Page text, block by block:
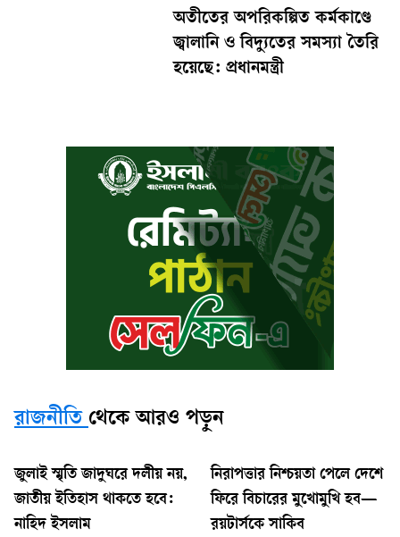
অতীতের অপরিকল্পিত কর্মকাণ্ডে
জ্বালানি ও বিদ্যুতের সমস্যা তৈরি
হয়েছে: প্রধানমন্ত্রী
রাজনীতি থেকে আরও পড়ুন
জুলাই স্মৃতি জাদুঘরে দলীয় নয়,
জাতীয় ইতিহাস থাকতে হবে:
নাহিদ ইসলাম
নিরাপত্তার নিশ্চয়তা পেলে দেশে
ফিরে বিচারের মুখোমুখি হব—
রয়টার্সকে সাকিব